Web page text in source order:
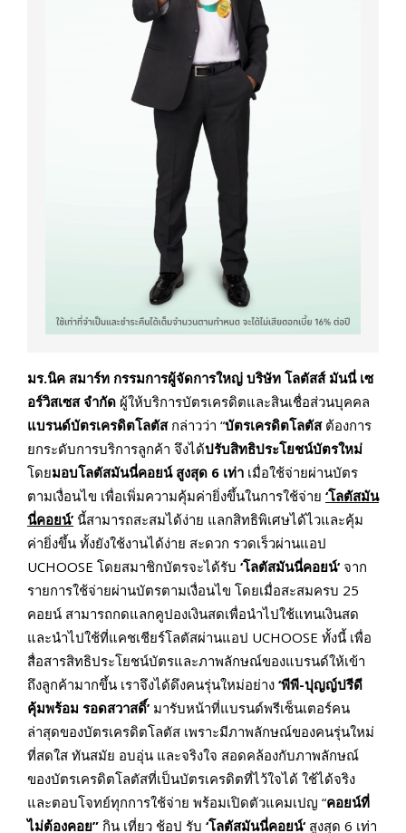
มร.นิค สมาร์ท กรรมการผู้จัดการใหญ่ บริษัท โลตัสส์ มันนี่ เซ
อร์วิสเซส จำกัด ผู้ให้บริการบัตรเครดิตและสินเชื่อส่วนบุคคล
แบรนด์บัตรเครดิตโลตัสกล่าวว่า “บัตรเครดิตโลตัสต้องการ
ยกระดับการบริการลูกค้า จึงได้ปรับสิทธิประโยชน์บัตรใหม่
โดยมอบโลตัสมันนี่คอยน์ สูงสุด 6 เท่า เมื่อใช้จ่ายผ่านบัตร
ตามเงื่อนไข เพื่อเพิ่มความคุ้มค่ายิ่งขึ้นในการใช้จ่าย ‘โลตัสมัน
นี่คอยน์’ นี้สามารถสะสมได้ง่าย แลกสิทธิพิเศษได้ไวและคุ้ม
ค่ายิ่งขึ้น ทั้งยังใช้งานได้ง่าย สะดวก รวดเร็วผ่านแอป
UCHOOSE โดยสมาชิกบัตรจะได้รับ ‘โลตัสมันนี่คอยน์‘ จาก
รายการใช้จ่ายผ่านบัตรตามเงื่อนไข โดยเมื่อสะสมครบ 25
คอยน์ สามารถกดแลกคูปองเงินสดเพื่อนำไปใช้แทนเงินสด
และนำไปใช้ที่แคชเชียร์โลตัสผ่านแอป UCHOOSE ทั้งนี้ เพื่อ
สื่อสารสิทธิประโยชน์บัตรและภาพลักษณ์ของแบรนด์ให้เข้า
ถึงลูกค้ามากขึ้น เราจึงได้ดึงคนรุ่นใหม่อย่าง ‘พีพี-ปุญญ์ปรีดี
คุ้มพร้อม รอดสวาสดิ์’ มารับหน้าที่แบรนด์พรีเซ็นเตอร์คน
ล่าสุดของบัตรเครดิตโลตัส เพราะมีภาพลักษณ์ของคนรุ่นใหม่
ที่สดใส ทันสมัย อบอุ่น และจริงใจ สอดคล้องกับภาพลักษณ์
ของบัตรเครดิตโลตัสที่เป็นบัตรเครดิตที่ไว้ใจได้ ใช้ได้จริง
และตอบโจทย์ทุกการใช้จ่าย พร้อมเปิดตัวแคมเปญ “คอยน์ที่
ไม่ต้องคอย” กิน เที่ยว ช้อป รับ ‘โลตัสมันนี่คอยน์‘ สูงสุด 6 เท่า